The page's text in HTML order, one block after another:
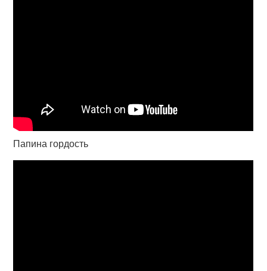
Папина гордость